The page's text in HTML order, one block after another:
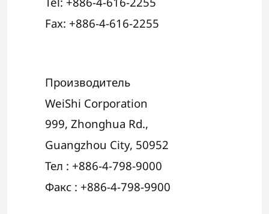
Fax: +886-4-616-2255
Производитель
WeiShi Corporation
999,Zhonghua Rd.,
Guangzhou City, 50952
Тел : +886-4-798-9000
Факс : +886-4-798-9900